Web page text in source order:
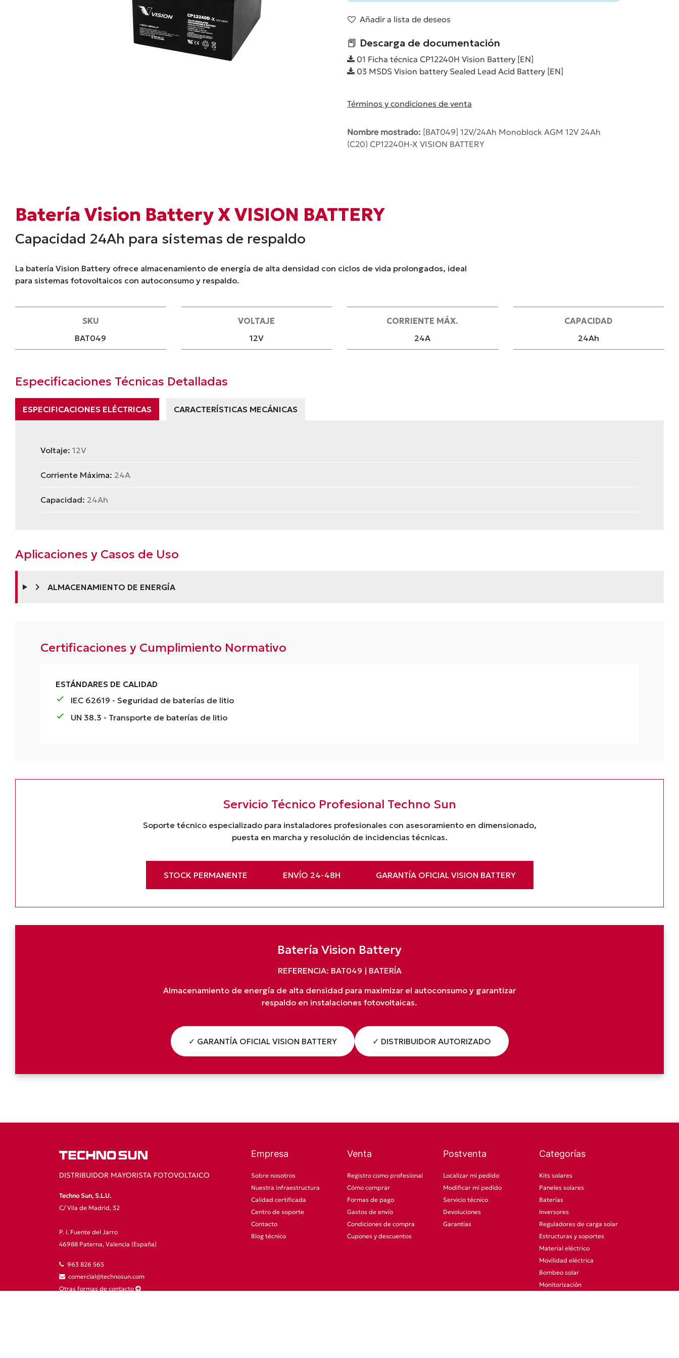
Añadir a lista de deseos
📕 Descarga de documentación
01 Ficha técnica CP12240H Vision Battery [EN]
03 MSDS Vision battery Sealed Lead Acid Battery [EN]
Términos y condiciones de venta
Nombre mostrado: [BAT049] 12V/24Ah Monoblock AGM 12V 24Ah
(C20) CP12240H-X VISION BATTERY
Batería Vision Battery X VISION BATTERY
Capacidad 24Ah para sistemas de respaldo
La batería Vision Battery ofrece almacenamiento de energía de alta densidad con ciclos de vida prolongados, ideal
para sistemas fotovoltaicos con autoconsumo y respaldo.
SKU
BAT049
VOLTAJE
12V
CORRIENTE MÁX.
24A
CAPACIDAD
24Ah
Especificaciones Técnicas Detalladas
ESPECIFICACIONES ELÉCTRICAS CARACTERÍSTICAS MECÁNICAS
Voltaje: 12V
Corriente Máxima: 24A
Capacidad: 24Ah
Aplicaciones y Casos de Uso
chevron_right ALMACENAMIENTO DE ENERGÍA
Certificaciones y Cumplimiento Normativo
ESTÁNDARES DE CALIDAD
check IEC 62619 - Seguridad de baterías de litio
check UN 38.3 - Transporte de baterías de litio
Servicio Técnico Profesional Techno Sun
Soporte técnico especializado para instaladores profesionales con asesoramiento en dimensionado,
puesta en marcha y resolución de incidencias técnicas.
STOCK PERMANENTE ENVÍO 24-48H GARANTÍA OFICIAL VISION BATTERY
Batería Vision Battery
REFERENCIA: BAT049 | BATERÍA
Almacenamiento de energía de alta densidad para maximizar el autoconsumo y garantizar
respaldo en instalaciones fotovoltaicas.
✓ GARANTÍA OFICIAL VISION BATTERY ✓ DISTRIBUIDOR AUTORIZADO
DISTRIBUIDOR MAYORISTA FOTOVOLTAICO
Techno Sun, S.L.U.
C/ Vila de Madrid, 32
P. I. Fuente del Jarro
46988 Paterna, Valencia (España)
963 826 565
comercial@technosun.com
Otras formas de contacto
Empresa
Sobre nosotros
Nuestra infraestructura
Calidad certificada
Centro de soporte
Contacto
Blog técnico
Venta
Registro como profesional
Cómo comprar
Formas de pago
Gastos de envío
Condiciones de compra
Cupones y descuentos
Postventa
Localizar mi pedido
Modificar mi pedido
Servicio técnico
Devoluciones
Garantías
Categorías
Kits solares
Paneles solares
Baterías
Inversores
Reguladores de carga solar
Estructuras y soportes
Material eléctrico
Movilidad eléctrica
Bombeo solar
Monitorización